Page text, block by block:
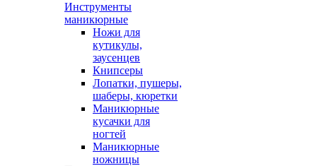
Инструменты
маникюрные
Ножи для
кутикулы,
заусенцев
Книпсеры
Лопатки, пушеры,
шаберы, кюретки
Маникюрные
кусачки для
ногтей
Маникюрные
ножницы